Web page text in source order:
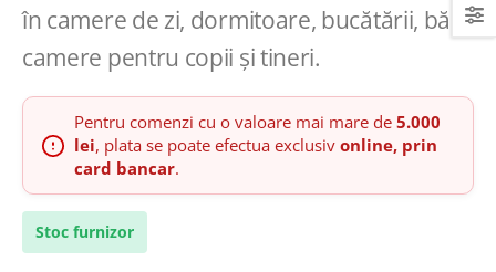
în camere de zi, dormitoare, bucătării, băi,
camere pentru copii și tineri.
Pentru comenzi cu o valoare mai mare de 5.000
lei, plata se poate efectua exclusiv online, prin
card bancar.
Stoc furnizor